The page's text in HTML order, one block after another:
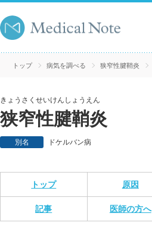
トップ 病気を調べる 狭窄性腱鞘炎
きょうさくせいけんしょうえん
狭窄性腱鞘炎
別名 ドケルバン病
トップ 原因
記事 医師の方へ